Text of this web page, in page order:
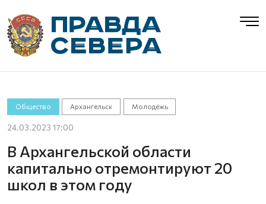
Общество Архангельск Молодёжь
24.03.2023 17:00
В Архангельской области
капитально отремонтируют 20
школ в этом году